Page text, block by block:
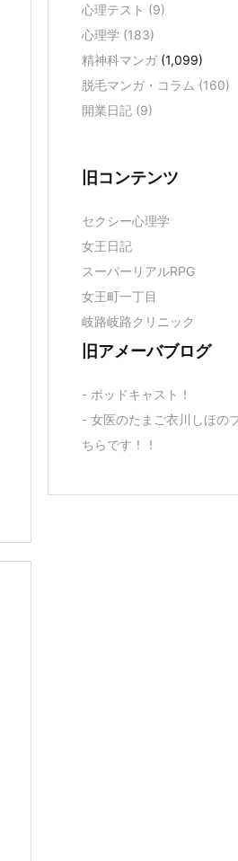
心理テスト (9)
心理学 (183)
精神科マンガ (1,099)
脱毛マンガ・コラム (160)
開業日記 (9)
旧コンテンツ
セクシー心理学
女王日記
スーパーリアルRPG
女王町一丁目
岐路岐路クリニック
旧アメーバブログ
- ポッドキャスト！
- 女医のたまご衣川しほ
ちらです！！